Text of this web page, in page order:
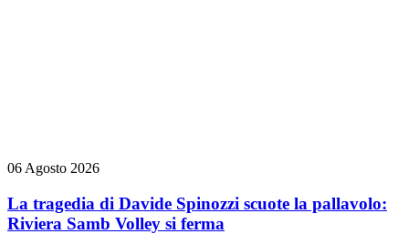
06 Agosto 2026
La tragedia di Davide Spinozzi scuote la pallavolo:
Riviera Samb Volley si ferma